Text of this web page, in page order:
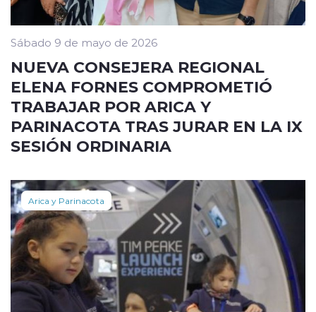
Sábado 9 de mayo de 2026
NUEVA CONSEJERA REGIONAL
ELENA FORNES COMPROMETIÓ
TRABAJAR POR ARICA Y
PARINACOTA TRAS JURAR EN LA IX
SESIÓN ORDINARIA
Arica y Parinacota